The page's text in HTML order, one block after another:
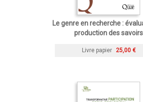
Le genre en recherche :
production des savoirs
Livre papier 25,00 €